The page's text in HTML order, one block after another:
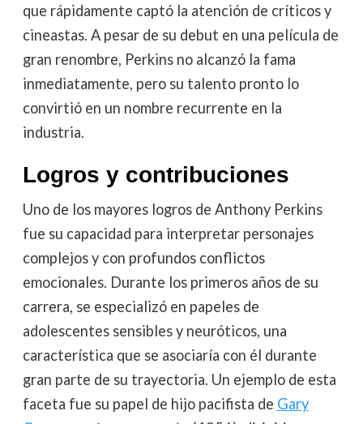
que rápidamente captó la atención de críticos y
cineastas. A pesar de su debut en una película de
gran renombre, Perkins no alcanzó la fama
inmediatamente, pero su talento pronto lo
convirtió en un nombre recurrente en la
industria.
Logros y contribuciones
Uno de los mayores logros de Anthony Perkins
fue su capacidad para interpretar personajes
complejos y con profundos conflictos
emocionales. Durante los primeros años de su
carrera, se especializó en papeles de
adolescentes sensibles y neuróticos, una
característica que se asociaría con él durante
gran parte de su trayectoria. Un ejemplo de esta
faceta fue su papel de hijo pacifista de Gary